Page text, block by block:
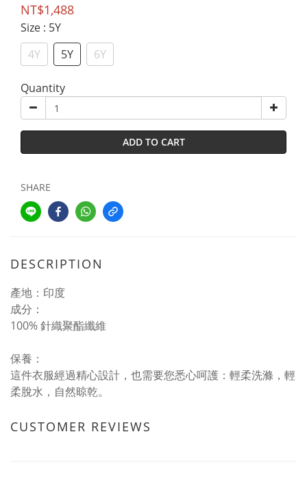
NT$1,488
Size : 5Y
4Y
5Y 6Y
Quantity
ADD TO CART
SHARE
DESCRIPTION
產地：印度
成分：
100% 針織聚酯纖維
保養：
這件衣服經過精心設計，也需要您悉心呵護：輕柔洗滌，輕
柔脫水，自然晾乾。
CUSTOMER REVIEWS